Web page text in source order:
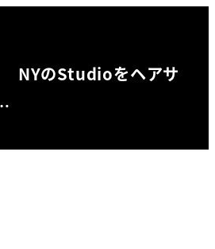
NYのStudioをヘアサ